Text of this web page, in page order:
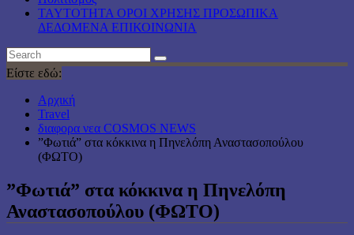
TAYTOTHTA ΟΡΟΙ ΧΡΗΣΗΣ ΠΡΟΣΩΠΙΚΑ
ΔΕΔΟΜΕΝΑ ΕΠΙΚΟΙΝΩΝΙΑ
Είστε εδώ:
Αρχική
Travel
διαφορα νεα COSMOS NEWS
”Φωτιά” στα κόκκινα η Πηνελόπη Αναστασοπούλου
(ΦΩΤΟ)
”Φωτιά” στα κόκκινα η Πηνελόπη
Αναστασοπούλου (ΦΩΤΟ)